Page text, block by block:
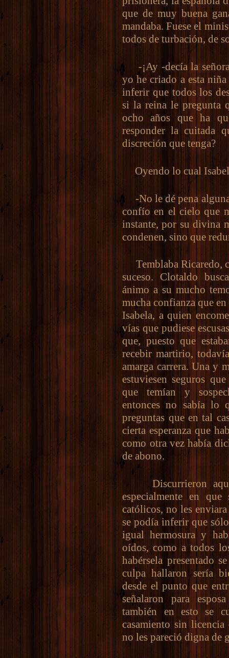
que de muy buena
mandaba. Fuese el
todos de turbación, de
-¡Ay -decía la señora
yo he criado a esta
inferir que todos los
si la reina le pregunta
ocho años que ha
responder la cuitada
discreción que tenga?
Oyendo lo cual
-No le dé pena alguna,
confío en el cielo que
instante, por su divina
condenen, sino que
Temblaba Ricaredo,
suceso. Clotaldo
ánimo a su mucho
mucha confianza que
Isabela, a quien
vías que pudiese
que, puesto que
recebir martirio,
amarga carrera. Una y
estuviesen seguros
que temían y
entonces no sabía lo
preguntas que en tal
cierta esperanza que
como otra vez había
de abono.
Discurrieron
especialmente en
católicos, no les
se podía inferir que
igual hermosura y
oídos, como a todos
habérsela presentado
culpa hallaron sería
desde el punto que
señalaron para
también en esto se
casamiento sin
no les pareció digna de